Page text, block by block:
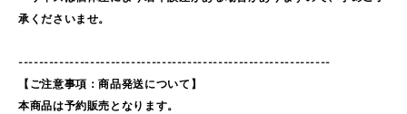
承くださいませ。
-------------------------------------------------------------
【ご注意事項：商品発送について】
本商品は予約販売となります。